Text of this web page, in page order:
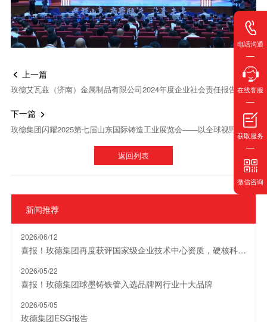
 上一篇
玫德艾瓦兹（济南）金属制品有限公司2024年度企业社会责任报告
返回列表
下一篇 
玫德集团闪耀2025第七届山东国际铸造工业展览会——以全球视野展现铸造行业创新力量
新闻推荐
2026/06/12
喜报！玫德集团再度获评国家级企业技术中心资质，硬核科创实力再获权威认可！
2026/05/22
喜报！玫德集团球墨铸铁管入选品牌网行业十大品牌
2026/05/05
玫德集团ESG报告
电话沟通
在线客服
获取服务
微信咨询